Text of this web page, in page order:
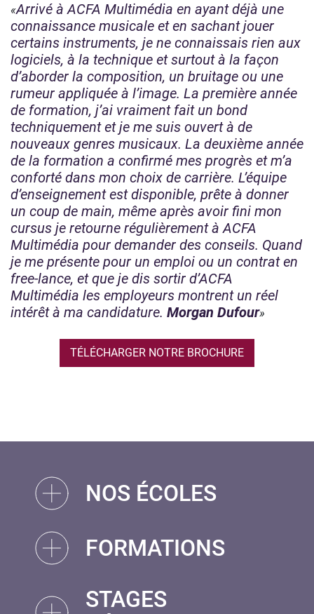
Arrivé à ACFA Multimédia en ayant déjà une
connaissance musicale et en sachant jouer
certains instruments, je ne connaissais rien aux
logiciels, à la technique et surtout à la façon
d’aborder la composition, un bruitage ou une
rumeur appliquée à l’image. La première année
de formation, j’ai vraiment fait un bond
techniquement et je me suis ouvert à de
nouveaux genres musicaux. La deuxième année
de la formation a confirmé mes progrès et m’a
conforté dans mon choix de carrière. L’équipe
d’enseignement est disponible, prête à donner
un coup de main, même après avoir fini mon
cursus je retourne régulièrement à ACFA
Multimédia pour demander des conseils. Quand
je me présente pour un emploi ou un contrat en
free-lance, et que je dis sortir d’ACFA
Multimédia les employeurs montrent un réel
intérêt à ma candidature. Morgan Dufour
TÉLÉCHARGER NOTRE BROCHURE
NOS ÉCOLES
FORMATIONS
STAGES